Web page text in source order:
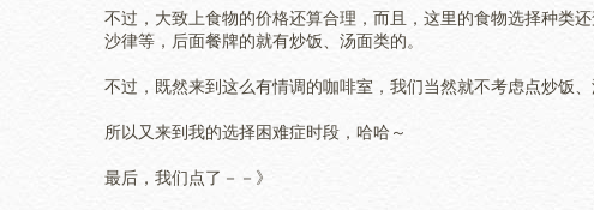
不过，大致上食物的价格还算合理，而且，这里的食物选择种类
沙律等，后面餐牌的就有炒饭、汤面类的。
不过，既然来到这么有情调的咖啡室，我们当然就不考虑点炒饭
所以又来到我的选择困难症时段，哈哈～
最后，我们点了－－》